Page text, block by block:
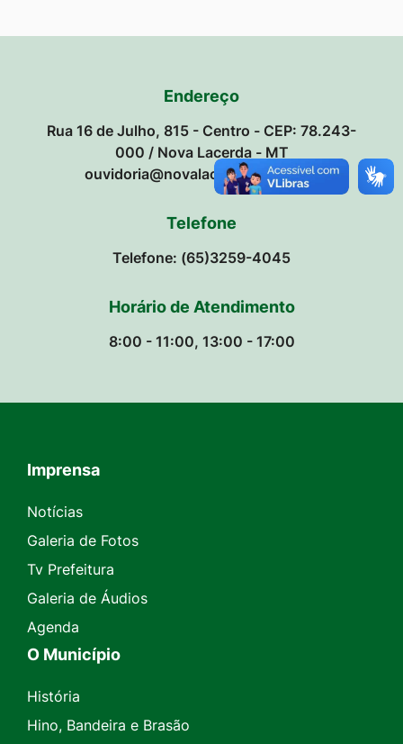
Endereço
Rua 16 de Julho, 815 - Centro - CEP: 78.243-
000 / Nova Lacerda - MT
ouvidoria@novalacerda.mt.gov.br
Telefone
Telefone: (65)3259-4045
Horário de Atendimento
8:00 - 11:00, 13:00 - 17:00
Seção do Rodapé e Contato
Imprensa
Notícias
Galeria de Fotos
Tv Prefeitura
Galeria de Áudios
Agenda
O Município
História
Hino, Bandeira e Brasão